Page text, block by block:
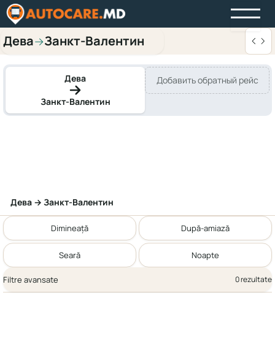
Дева→Занкт-Валентин
Дева
Занкт-Валентин
Добавить обратный рейс
Дева → Занкт-Валентин
Dimineață După-amiază
Seară Noapte
Filtre avansate 0 rezultate